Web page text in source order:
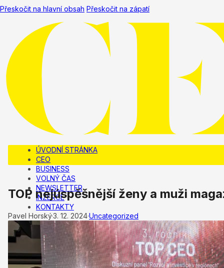
Přeskočit na hlavní obsah Přeskočit na zápatí
ÚVODNÍ STRÁNKA
CEO
BUSINESS
VOLNÝ ČAS
NEWSLETTER
INZERCE
KONTAKTY
ÚVODNÍ STRÁNKA
CEO
BUSINESS
TOP nejúspěšnější ženy a muži
Pavel Horský·3. 12. 2024·Uncategorized